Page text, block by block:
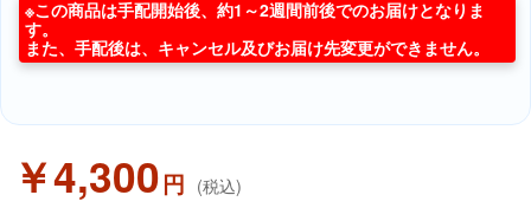
※この商品は手配開始後、約1～2週間前後でのお届けとなりま
す。
また、手配後は、キャンセル及びお届け先変更ができません。
￥4,300円 (税込)